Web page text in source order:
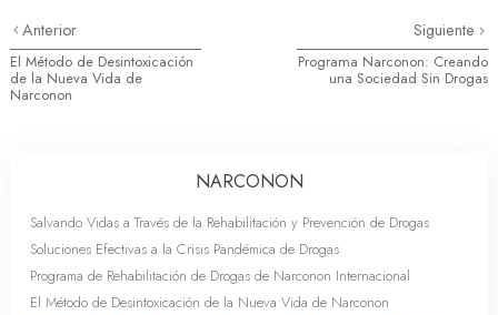
Anterior
El Método de Desintoxicación
de la Nueva Vida de
Narconon
Siguiente
Programa Narconon: Creando
una Sociedad Sin Drogas
NARCONON
Salvando Vidas a Través de la Rehabilitación y Prevención de Drogas
Soluciones Efectivas a la Crisis Pandémica de Drogas
Programa de Rehabilitación de Drogas de Narconon Internacional
El Método de Desintoxicación de la Nueva Vida de Narconon